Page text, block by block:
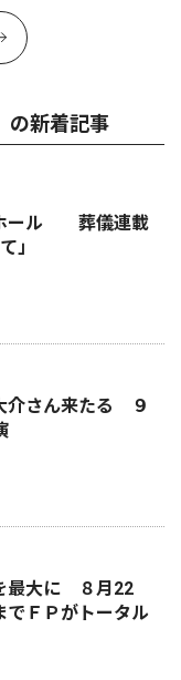
の新着記事
ホール 葬儀連載
」
介さん来たる ９
最大に ８月22
ＦＰがトータル